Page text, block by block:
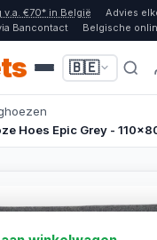
v.a. €70* in België
Advies
Bancontact
Belgische
🇧🇪
Hoes Epic Grey -